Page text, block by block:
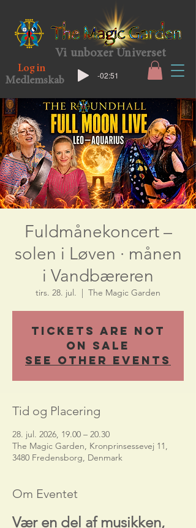
Vi unboxer Universet
Log in
Medlemskab
-02:51
Fuldmånekoncert –
solen i Løven · månen
i Vandbæreren
tirs. 28. jul.
  |
The Magic Garden
Tickets Are Not
on Sale
See other events
Tid og Placering
28. jul. 2026, 19.00 – 20.30
The Magic Garden, Kronprinsessevej 11,
3480 Fredensborg, Denmark
Om Eventet
Vær en del af musikken,